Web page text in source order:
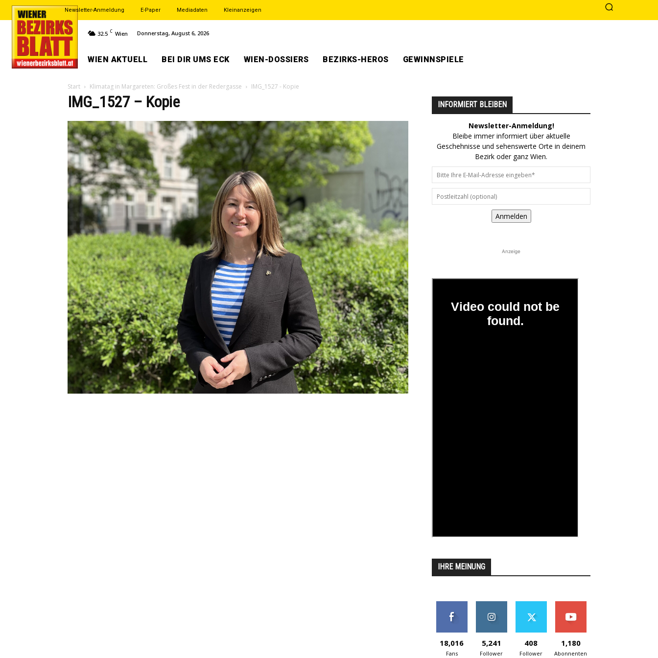
Newsletter-Anmeldung E-Paper Mediadaten Kleinanzeigen
32.5 C Wien Donnerstag, August 6, 2026
WIEN AKTUELL BEI DIR UMS ECK WIEN-DOSSIERS BEZIRKS-HEROS GEWINNSPIELE
Start Klimatag in Margareten: Großes Fest in der Redergasse IMG_1527 - Kopie
IMG_1527 – Kopie INFORMIERT BLEIBEN
Newsletter-Anmeldung!
Bleibe immer informiert über aktuelle
Geschehnisse und sehenswerte Orte in deinem
Bezirk oder ganz Wien.
Anmelden
Anzeige
IHRE MEINUNG
18,016
Fans
5,241
Follower
408
Follower
1,180
Abonnenten